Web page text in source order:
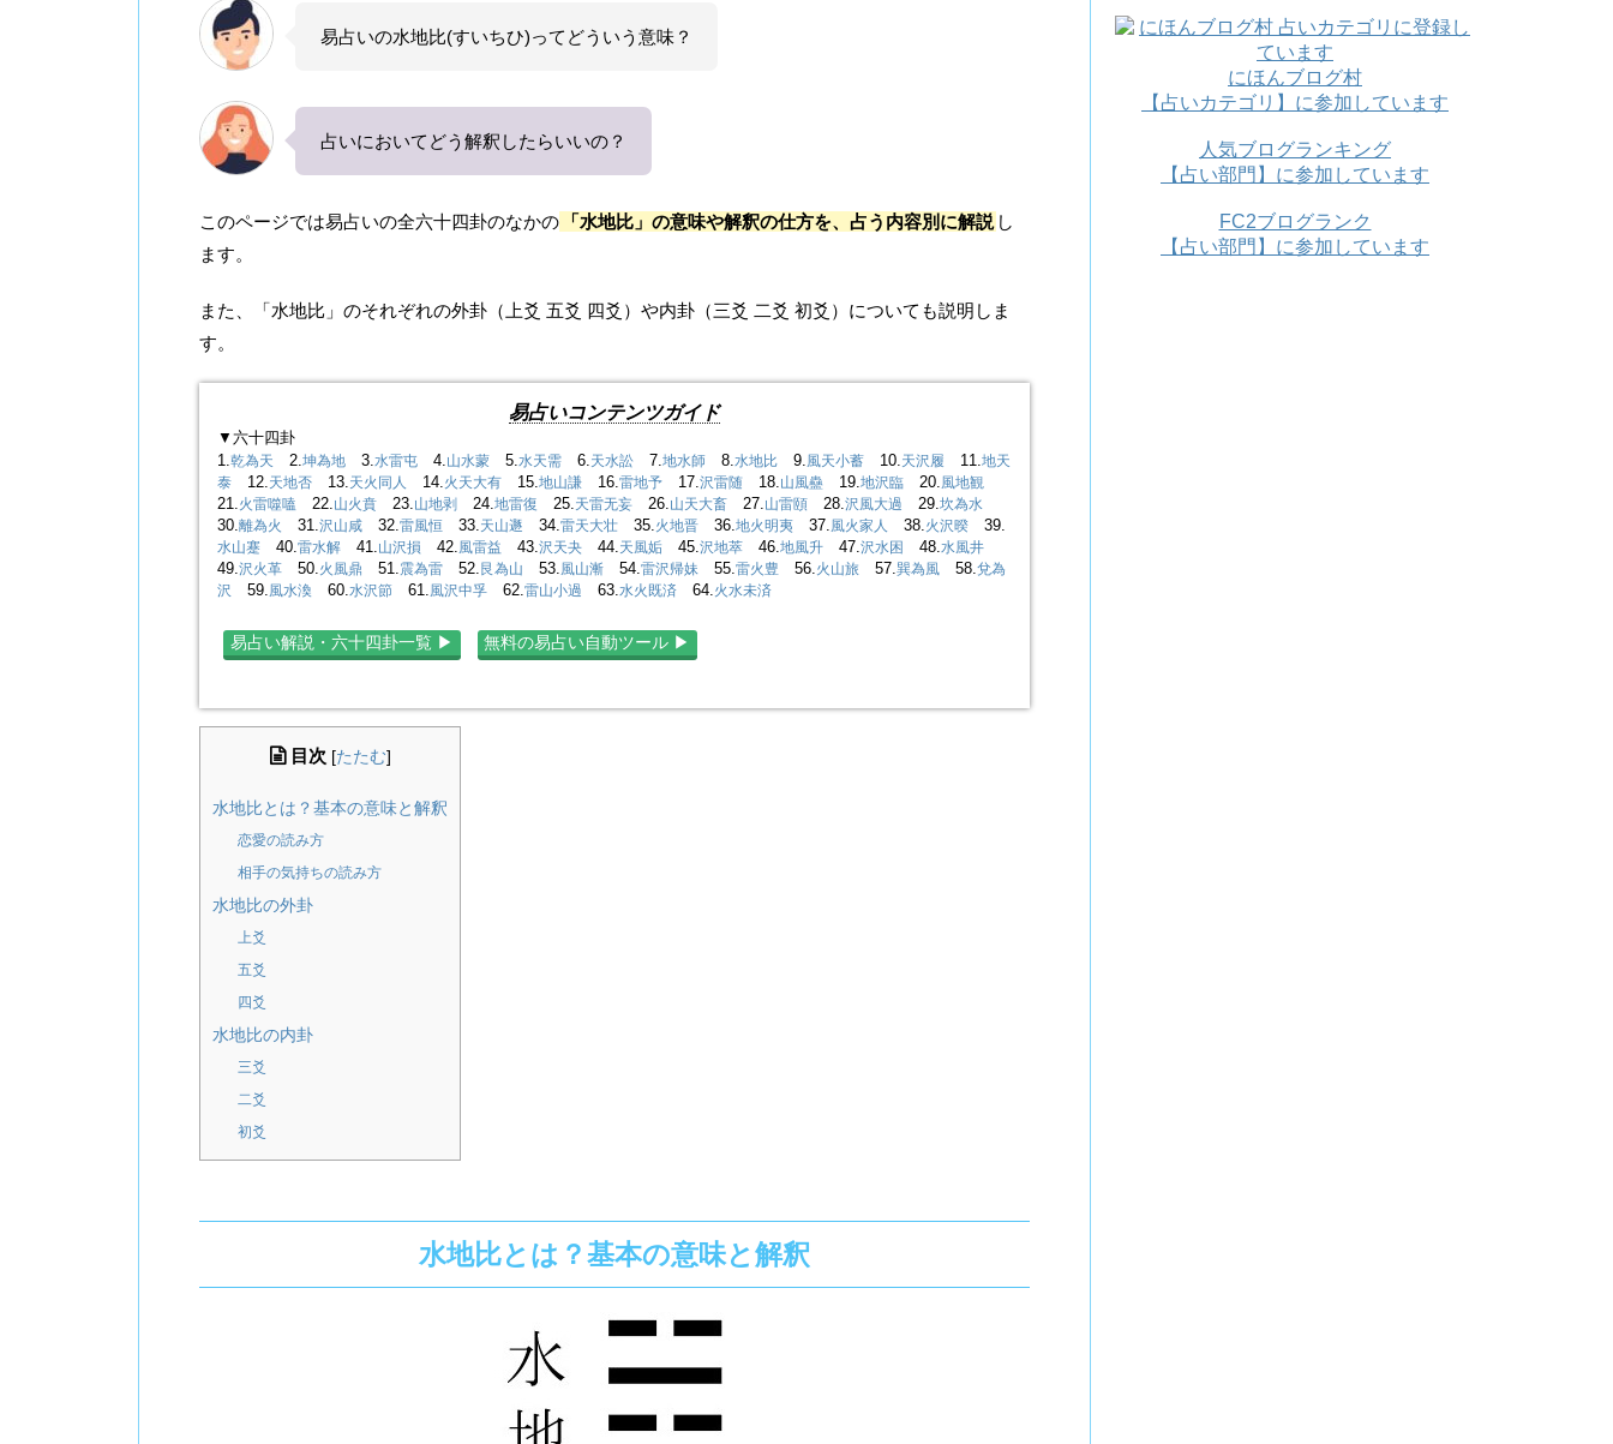
易占いの水地比(すいちひ)ってどういう意味？
占いにおいてどう解釈したらいいの？
このページでは易占いの全六十四卦のなかの 「水地比」の意味や解釈の仕方を、占う内容別に解説 し
ます。
また、「水地比」のそれぞれの外卦（上爻 五爻 四爻）や内卦（三爻 二爻 初爻）についても説明しま
す。
易占いコンテンツガイド
▼六十四卦
1. 乾為天 2. 坤為地 3. 水雷屯 4. 山水蒙 5. 水天需 6. 天水訟 7. 地水師 8. 水地比 9. 風天小蓄 10. 天沢履 11. 地天
泰
12. 天地否 13. 天火同人 14. 火天大有 15. 地山謙 16. 雷地予 17. 沢雷随 18. 山風蠱 19. 地沢臨 20. 風地観
21. 火雷噬嗑 22. 山火賁 23. 山地剥 24. 地雷復 25. 天雷无妄 26. 山天大畜 27. 山雷頤 28. 沢風大過 29. 坎為水
30. 離為火 31. 沢山咸 32. 雷風恒 33. 天山遯 34. 雷天大壮 35. 火地晋 36. 地火明夷 37. 風火家人 38. 火沢暌 39.
水山蹇 40. 雷水解 41. 山沢損 42. 風雷益 43. 沢天夬 44. 天風姤 45. 沢地萃 46. 地風升 47. 沢水困 48. 水風井
49. 沢火革 50. 火風鼎 51. 震為雷 52. 艮為山 53. 風山漸 54. 雷沢帰妹 55. 雷火豊 56. 火山旅 57. 巽為風 58. 兌為
沢
59. 風水渙 60. 水沢節 61. 風沢中孚 62. 雷山小過 63. 水火既済 64. 火水未済
易占い解説・六十四卦一覧 ▶︎ 無料の易占い自動ツール ▶︎
目次 [たたむ]
水地比とは？基本の意味と解釈
恋愛の読み方
相手の気持ちの読み方
水地比の外卦
上爻
五爻
四爻
水地比の内卦
三爻
二爻
初爻
水地比とは？基本の意味と解釈
にほんブログ村
【占いカテゴリ】に参加しています
人気ブログランキング
【占い部門】に参加しています
FC2ブログランク
【占い部門】に参加しています